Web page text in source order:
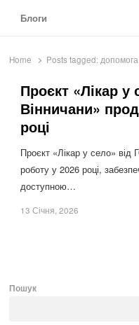
Блоги
Home Posts tagged:
Проєкт «Лікар
Вінничани»
році
Проєкт «Лікар у село»
роботу у 2026 році,
доступною…
13 Січня, 2026
Пошук